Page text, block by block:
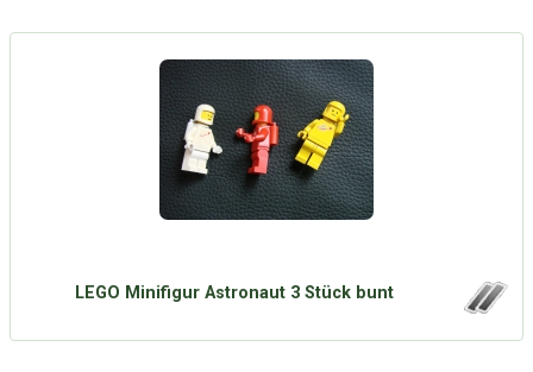
LEGO Minifigur Astronaut 3 Stück bunt